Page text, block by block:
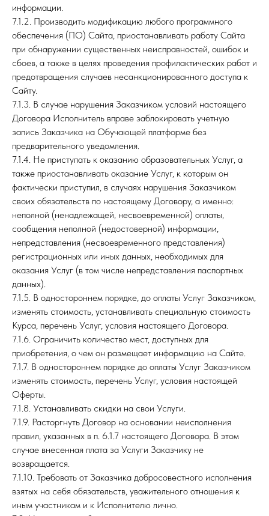
информации.
7.1.2. Производить модификацию любого программного
обеспечения (ПО) Сайта, приостанавливать работу Сайта
при обнаружении существенных неисправностей, ошибок и
сбоев, а также в целях проведения профилактических работ и
предотвращения случаев несанкционированного доступа к
Сайту.
7.1.3. В случае нарушения Заказчиком условий настоящего
Договора Исполнитель вправе заблокировать учетную
запись Заказчика на Обучающей платформе без
предварительного уведомления.
7.1.4. Не приступать к оказанию образовательных Услуг, а
также приостанавливать оказание Услуг, к которым он
фактически приступил, в случаях нарушения Заказчиком
своих обязательств по настоящему Договору, а именно:
неполной (ненадлежащей, несвоевременной) оплаты,
сообщения неполной (недостоверной) информации,
непредставления (несвоевременного представления)
регистрационных или иных данных, необходимых для
оказания Услуг (в том числе непредставления паспортных
данных).
7.1.5. В одностороннем порядке, до оплаты Услуг Заказчиком,
изменять стоимость, устанавливать специальную стоимость
Курса, перечень Услуг, условия настоящего Договора.
7.1.6. Ограничить количество мест, доступных для
приобретения, о чем он размещает информацию на Сайте.
7.1.7. В одностороннем порядке до оплаты Услуг Заказчиком
изменять стоимость, перечень Услуг, условия настоящей
Оферты.
7.1.8. Устанавливать скидки на свои Услуги.
7.1.9. Расторгнуть Договор на основании неисполнения
правил, указанных в п. 6.1.7 настоящего Договора. В этом
случае внесенная плата за Услуги Заказчику не
возвращается.
7.1.10. Требовать от Заказчика добросовестного исполнения
взятых на себя обязательств, уважительного отношения к
иным участникам и к Исполнителю лично.